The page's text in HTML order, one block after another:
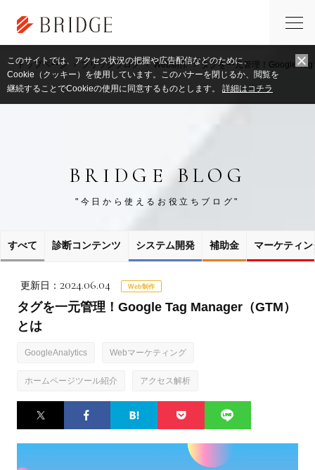
トップページ ブリッジブログ Web制作 タグを一元管理！Google
このサイトでは、アクセス状況の把握や広告配信などのために、
Cookie（クッキー）を使用しています。このバナーを閉じるか、閲覧を
継続することでCookieの使用に同意するものとします。 詳細はコチラ
BRIDGE BLOG
"今日から使えるお役立ちブログ"
すべて 診断コンテンツ システム開発 補助金 マーケティン
更新日： 2024.06.04 Web制作
タグを一元管理！Google Tag Manager（GTM）
とは
GoogleAnalytics Webマーケティング
ホームページツール紹介 アクセス解析